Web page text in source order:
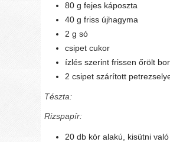
80 g fejes káposzta
40 g friss újhagyma
2 g só
csipet cukor
ízlés szerint frissen őrölt
2 csipet szárított
Tészta:
Rizspapír:
20 db kör alakú, kisütni